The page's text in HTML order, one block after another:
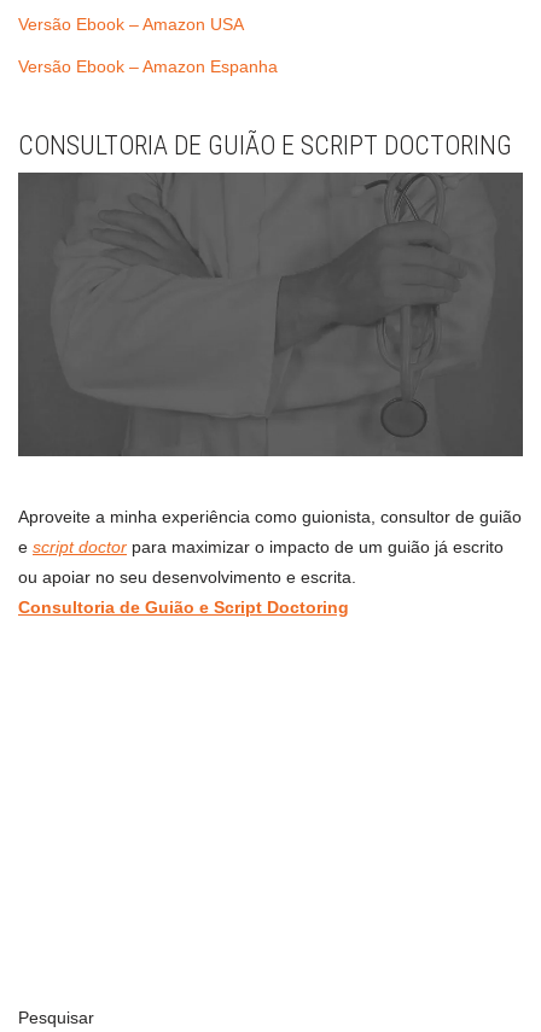
Versão Ebook – Amazon USA
Versão Ebook – Amazon Espanha
CONSULTORIA DE GUIÃO E SCRIPT DOCTORING
Aproveite a minha experiência como guionista, consultor de guião
e script doctor para maximizar o impacto de um guião já escrito
ou apoiar no seu desenvolvimento e escrita.
Consultoria de Guião e Script Doctoring
Pesquisar